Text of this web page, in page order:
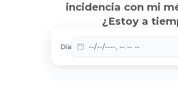
incidencia con mi
¿Estoy a
Día